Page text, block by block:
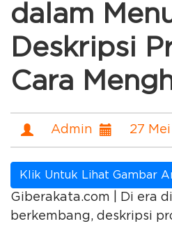
dalam
Deskripsi
Cara
Admin 27
Klik Untuk Lihat Gambar
Giberakata.com | Di era
berkembang, deskripsi